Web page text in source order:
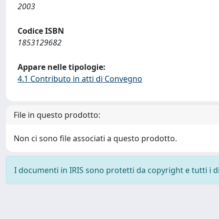
2003
Codice ISBN
1853129682
Appare nelle tipologie:
4.1 Contributo in atti di Convegno
File in questo prodotto:
Non ci sono file associati a questo prodotto.
I documenti in IRIS sono protetti da copyright e tutti i